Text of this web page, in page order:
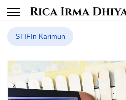
STIFIn Karimun